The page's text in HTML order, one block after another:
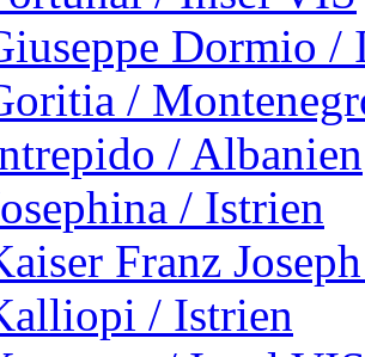
Dormio /
/
/ Albanien
/ Istrien
Franz
/ Istrien